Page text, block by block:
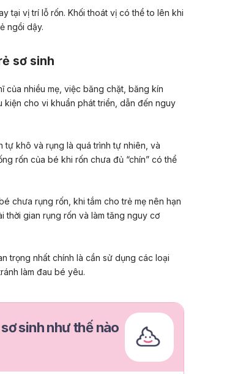
tại vị trí lỗ rốn. Khối thoát vị có thể to lên khi
ngồi dậy.
sơ sinh
của nhiều mẹ, việc băng chặt, băng kín
cho vi khuẩn phát triển, dẫn đến nguy
tự khô và rụng là quá trình tự nhiên, và
rốn của bé khi rốn chưa đủ “chín” có thể
chưa rụng rốn, khi tắm cho trẻ mẹ nên hạn
gian rụng rốn và làm tăng nguy cơ
trọng nhất chính là cần sử dụng các loại
làm đau bé yêu.
sinh như thế nào